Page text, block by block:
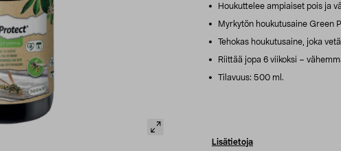
Houkuttelee ampiaiset pois ja
Myrkytön houkutusaine Green
Tehokas houkutusaine, joka
Riittää jopa 6 viikoksi –
Tilavuus: 500 ml.
Lisätietoja